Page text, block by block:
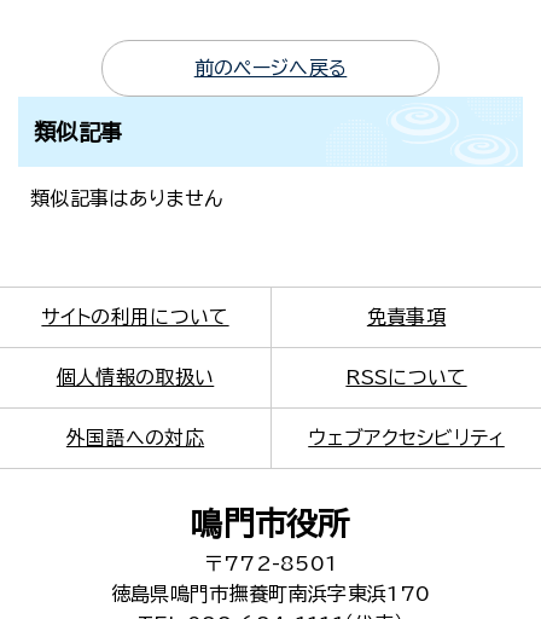
前のページへ戻る
類似記事
類似記事はありません
サイトの利用について 免責事項
個人情報の取扱い RSSについて
外国語への対応 ウェブアクセシビリティ
鳴門市役所
〒772-8501
徳島県鳴門市撫養町南浜字東浜170